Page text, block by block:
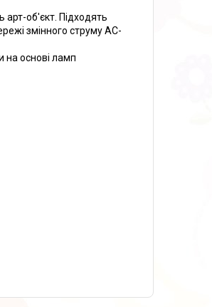
арт-об'єкт. Підходять
змінного струму AC-
на основі ламп